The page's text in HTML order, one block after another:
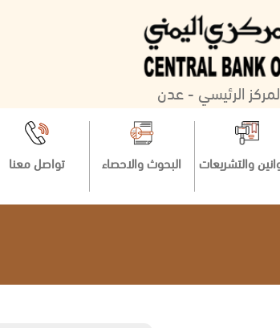
الرئيسي - عدن
والتشريعات البحوث والاحصاء تواصل معنا